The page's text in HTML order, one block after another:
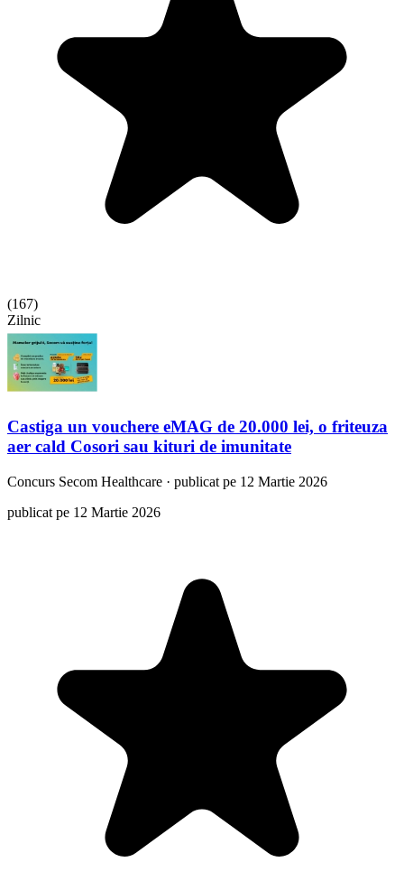
(167)
Zilnic
Castiga un vouchere eMAG de 20.000 lei, o friteuza
aer cald Cosori sau kituri de imunitate
Concurs Secom Healthcare · publicat pe 12 Martie 2026
publicat pe 12 Martie 2026